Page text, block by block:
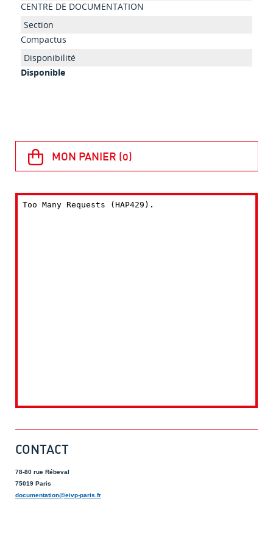
CENTRE DE DOCUMENTATION
Compactus
Disponible
CONTACT
78-80 rue Rébeval
75019 Paris
documentation@eivp-paris.fr